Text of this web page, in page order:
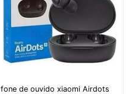
fone de ouvido xiaomi Airdots